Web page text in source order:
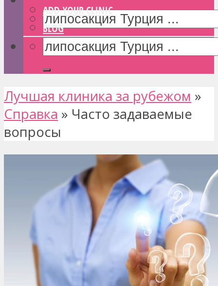
ADD YOUR CLINIC
BLOG
Лучшая клиника за рубежом »
Справка » Часто задаваемые
вопросы